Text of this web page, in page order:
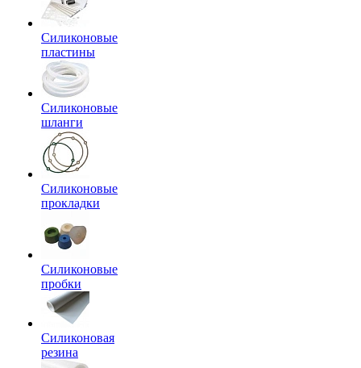
Силиконовые
пластины
Силиконовые
шланги
Силиконовые
прокладки
Силиконовые
пробки
Силиконовая
резина